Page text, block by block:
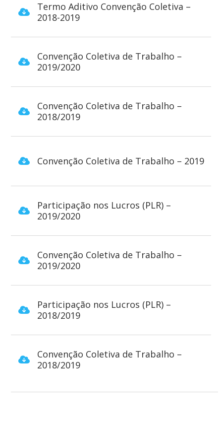
Termo Aditivo Convenção Coletiva –
2018-2019
Convenção Coletiva de Trabalho –
2019/2020
Convenção Coletiva de Trabalho –
2018/2019
Convenção Coletiva de Trabalho – 2019
Participação nos Lucros (PLR) –
2019/2020
Convenção Coletiva de Trabalho –
2019/2020
Participação nos Lucros (PLR) –
2018/2019
Convenção Coletiva de Trabalho –
2018/2019